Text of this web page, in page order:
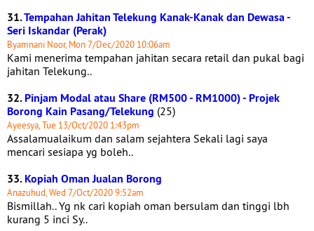
31.Tempahan Jahitan Telekung Kanak-Kanak dan Dewasa -
Seri Iskandar (Perak)
Byamnani Noor, Mon 7/Dec/2020 10:06am
Kami menerima tempahan jahitan secara retail dan pukal bagi
jahitan Telekung..
32.Pinjam Modal atau Share (RM500 - RM1000) - Projek
Borong Kain Pasang/Telekung (25)
Ayeesya, Tue 13/Oct/2020 1:43pm
Assalamualaikum dan salam sejahtera Sekali lagi saya
mencari sesiapa yg boleh..
33.Kopiah Oman Jualan Borong
Anazuhud, Wed 7/Oct/2020 9:52am
Bismillah.. Yg nk cari kopiah oman bersulam dan tinggi lbh
kurang 5 inci Sy..